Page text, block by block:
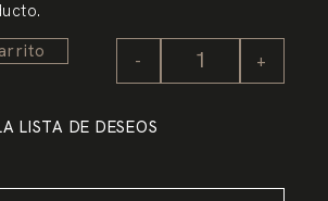
- +
LISTA DE DESEOS